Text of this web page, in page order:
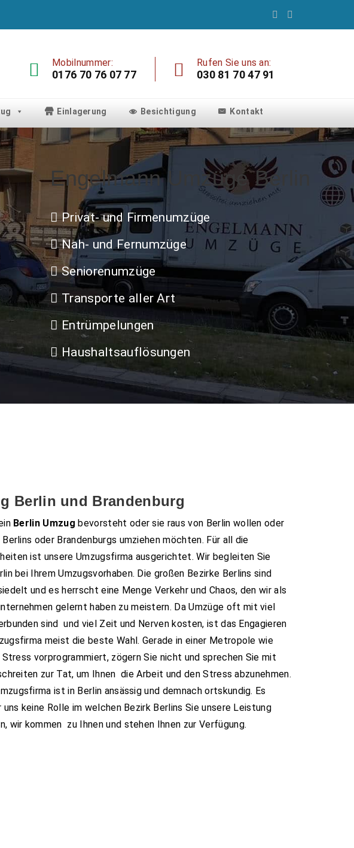
Mobilnummer:
0176 70 76 07 77
Rufen Sie uns an:
030 81 70 47 91
Einlagerung Besichtigung Kontakt
Engelmann Umzüge Berlin
Privat- und Firmenumzüge
Nah- und Fernumzüge
Seniorenumzüge
Transporte aller Art
Entrümpelungen
Haushaltsauflösungen
Berlin und Brandenburg
Berlin Umzug bevorsteht oder sie raus von Berlin wollen oder
Berlins oder Brandenburgs umziehen möchten. Für all die
ist unsere Umzugsfirma ausgerichtet. Wir begleiten Sie
bei Ihrem Umzugsvorhaben. Die großen Bezirke Berlins sind
und es herrscht eine Menge Verkehr und Chaos, den wir als
gelernt haben zu meistern. Da Umzüge oft mit viel
sind und viel Zeit und Nerven kosten, ist das Engagieren
meist die beste Wahl. Gerade in einer Metropole wie
Stress vorprogrammiert, zögern Sie nicht und sprechen Sie mit
zur Tat, um Ihnen die Arbeit und den Stress abzunehmen.
ist in Berlin ansässig und demnach ortskundig. Es
keine Rolle im welchen Bezirk Berlins Sie unsere Leistung
wir kommen zu Ihnen und stehen Ihnen zur Verfügung.